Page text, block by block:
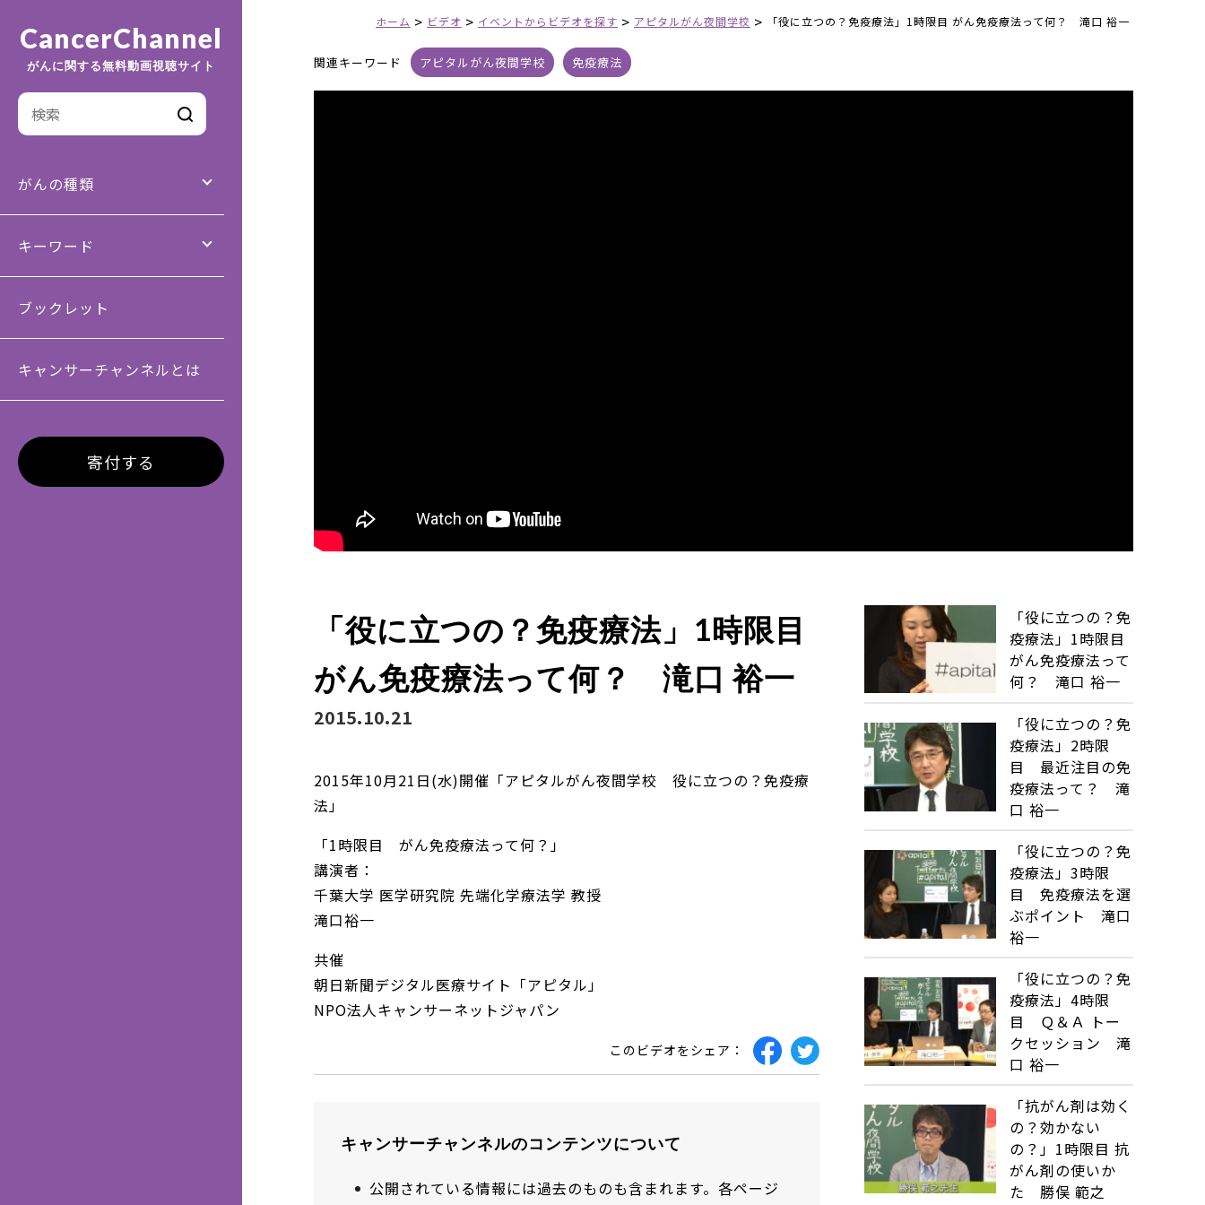
CancerChannel
がんに関する無料動画視聴サイト
がんの種類
キーワード
ブックレット
キャンサーチャンネルとは
寄付する
ホーム > ビデオ > イベントからビデオを探す > アピタルがん夜間学校 > 「役に立つの？免疫療法」1時限目 がん免疫療法って何？ 滝口 裕一
関連キーワード アピタルがん夜間学校 免疫療法
「役に立つの？免疫療法」1時限目
がん免疫療法って何？ 滝口 裕一
2015.10.21
2015年10月21日(水)開催「アピタルがん夜間学校 役に立つの？免疫療
法」
「1時限目 がん免疫療法って何？」
講演者：
千葉大学 医学研究院 先端化学療法学 教授
滝口裕一
共催
朝日新聞デジタル医療サイト「アピタル」
NPO法人キャンサーネットジャパン
このビデオをシェア：
キャンサーチャンネルのコンテンツについて
公開されている情報には過去のものも含まれます。各ページ
「役に立つの？免
疫療法」1時限目
がん免疫療法って
何？ 滝口 裕一
「役に立つの？免
疫療法」2時限
目 最近注目の免
疫療法って？ 滝
口 裕一
「役に立つの？免
疫療法」3時限
目 免疫療法を選
ぶポイント 滝口
裕一
「役に立つの？免
疫療法」4時限
目 Ｑ＆Ａ トー
クセッション 滝
口 裕一
「抗がん剤は効く
の？効かない
の？」1時限目 抗
がん剤の使いか
た 勝俣 範之